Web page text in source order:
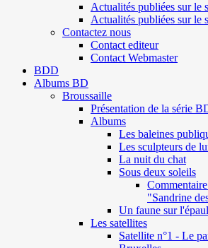
Actualités publiées sur le
Actualités publiées sur le
Contactez nous
Contact editeur
Contact Webmaster
BDD
Albums BD
Broussaille
Présentation de la série
Albums
Les baleines
Les sculpteurs de
La nuit du chat
Sous deux soleils
"Sandrine
Un faune sur
Les satellites
Satellite n°1 - Le